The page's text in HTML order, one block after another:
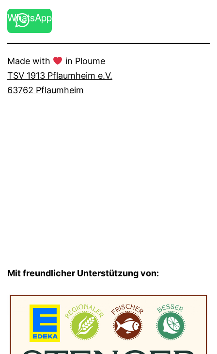
WhatsApp
Made with
in Ploume
TSV 1913 Pflaumheim e.V.
63762 Pflaumheim
Mit freundlicher Unterstützung von: